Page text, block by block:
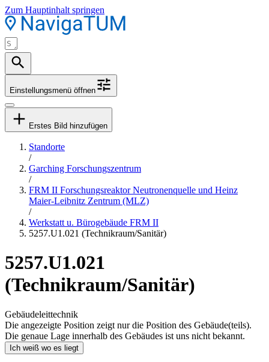
Zum Hauptinhalt springen
Einstellungsmenü öffnen
Erstes Bild hinzufügen
Standorte
/
Garching Forschungszentrum
/
FRM II Forschungsreaktor Neutronenquelle und Heinz
Maier-Leibnitz Zentrum (MLZ)
/
Werkstatt u. Bürogebäude FRM II
5257.U1.021 (Technikraum/Sanitär)
5257.U1.021
(Technikraum/Sanitär)
Gebäudeleittechnik
Die angezeigte Position zeigt nur die Position des Gebäude(teils).
Die genaue Lage innerhalb des Gebäudes ist uns nicht bekannt.
Ich weiß wo es liegt